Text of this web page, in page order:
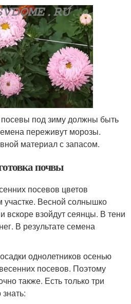
под зиму должны быть
переживут морозы.
материал с запасом.
почвы
посевов цветов
участке. Весной солнышко
вскоре взойдут сеянцы. В тени
В результате семена
однолетников осенью
посевов. Поэтому
также. Есть только три